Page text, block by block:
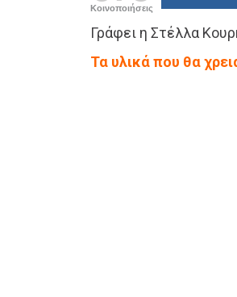
Κοινοποιήσεις
Γράφει η Στέλλα
Τα υλικά που θα